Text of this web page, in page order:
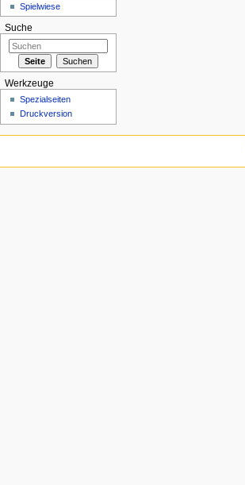
Spielwiese
Suche
Werkzeuge
Spezialseiten
Druckversion